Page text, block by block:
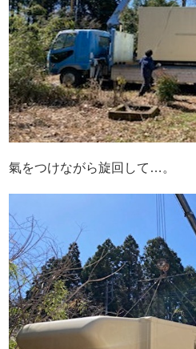
氣をつけながら旋回して…。